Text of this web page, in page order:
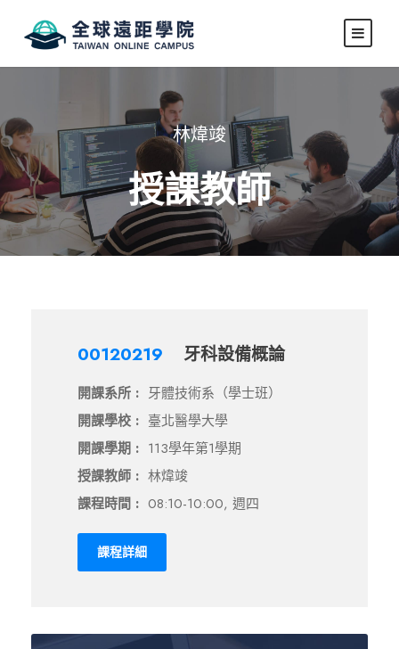
林煒竣
授課教師
00120219 牙科設備概論
開課系所 : 牙體技術系（學士班）
開課學校 : 臺北醫學大學
開課學期 : 113學年第1學期
授課教師 : 林煒竣
課程時間 : 08:10-10:00, 週四
課程詳細